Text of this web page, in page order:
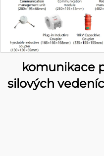
komunikace
silových